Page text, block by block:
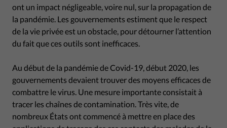
ont un impact négligeable, voire nul, sur la propagation de
la pandémie. Les gouvernements estiment que le respect
de la vie privée est un obstacle, pour détourner l’attention
du fait que ces outils sont inefficaces.
Au début de la pandémie de Covid-19, début 2020, les
gouvernements devaient trouver des moyens efficaces de
combattre le virus. Une mesure importante consistait à
tracer les chaînes de contamination. Très vite, de
nombreux États ont commencé à mettre en place des